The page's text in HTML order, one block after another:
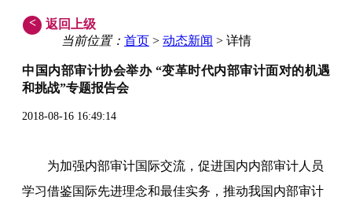
<
返回上级
当前位置： 首页 > 动态新闻 > 详情
中国内部审计协会举办 “变革时代内部审计面对的机遇
和挑战”专题报告会
2018-08-16 16:49:14
为加强内部审计国际交流，促进国内内部审计人员
学习借鉴国际先进理念和最佳实务，推动我国内部审计